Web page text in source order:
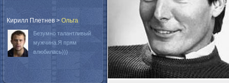
Кирилл Плетнев > Oльга
Безумно талантливый
мужчина.Я прям
влюбилась)))